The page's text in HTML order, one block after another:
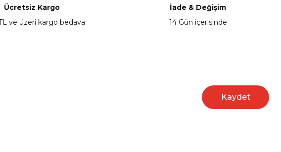
Ücretsiz Kargo
ve üzeri kargo bedava
İade & Değişim
14 Gün içerisinde
Kaydet